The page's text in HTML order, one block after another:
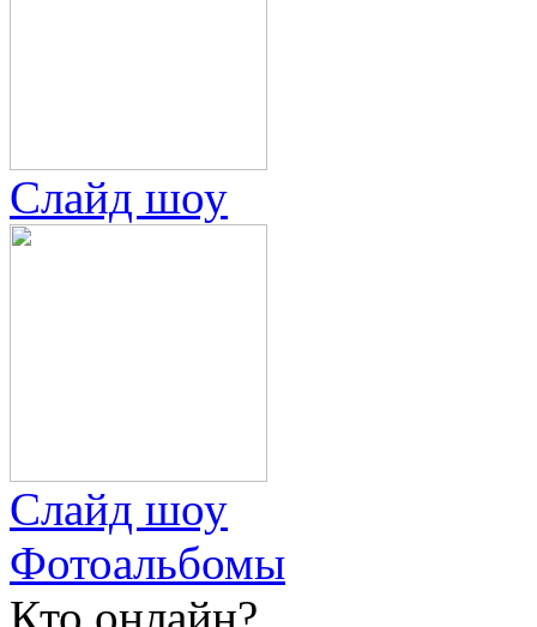
Слайд шоу
Слайд шоу
Фотоальбомы